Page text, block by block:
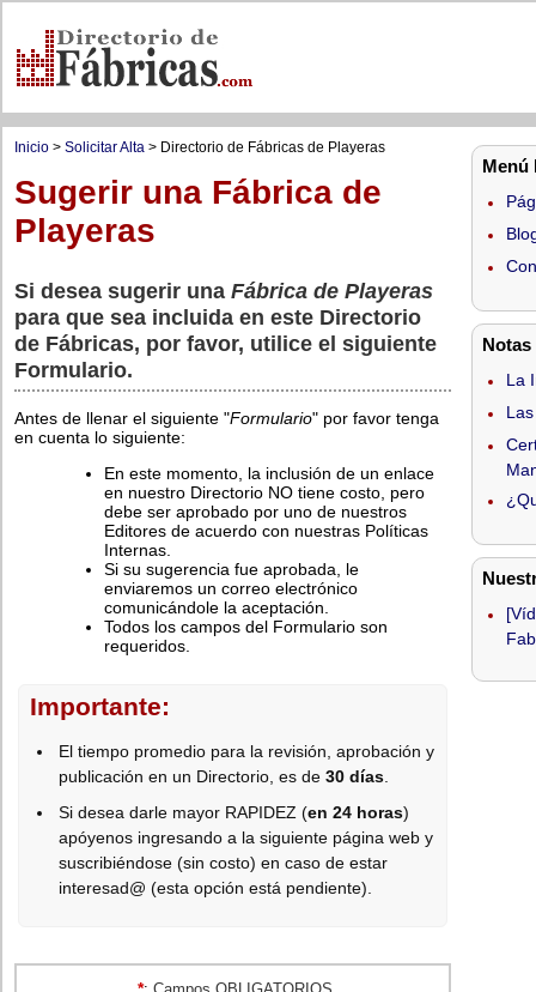
Inicio > Solicitar Alta > Directorio de Fábricas de Playeras
Sugerir una Fábrica de
Playeras
Si desea sugerir una Fábrica de Playeras
para que sea incluida en este Directorio
de Fábricas, por favor, utilice el siguiente
Formulario.
Antes de llenar el siguiente "Formulario" por favor tenga
en cuenta lo siguiente:
En este momento, la inclusión de un enlace
en nuestro Directorio NO tiene costo, pero
debe ser aprobado por uno de nuestros
Editores de acuerdo con nuestras Políticas
Internas.
Si su sugerencia fue aprobada, le
enviaremos un correo electrónico
comunicándole la aceptación.
Todos los campos del Formulario son
requeridos.
Importante:
El tiempo promedio para la revisión, aprobación y
publicación en un Directorio, es de 30 días
Si desea darle mayor RAPIDEZ (en 24 horas)
apóyenos ingresando a la siguiente página web y
suscribiéndose (sin costo) en caso de estar
interesad@ (esta opción está pendiente).
Menú
La